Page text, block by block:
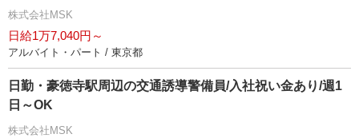
株式会社MSK
日給1万7,040円～
アルバイト・パート / 東京都
日勤・豪徳寺駅周辺の交通誘導警備員/入社祝い金あり/週1
日～OK
株式会社MSK